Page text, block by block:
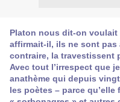
Platon nous dit-on voulait
affirmait-il, ils ne sont pas
contraire, la travestissent
Avec tout l’irrespect que
anathème qui depuis
les poètes – parce